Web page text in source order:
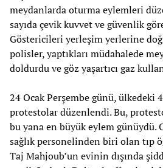
meydanlarda oturma eylemleri
sayıda çevik kuvvet ve güvenlik
Göstericileri yerleşim yerlerine
polisler, yaptıkları müdahalede
doldurdu ve göz yaşartıcı gaz
24 Ocak Perşembe günü, ülkedeki
protestolar düzenlendi. Bu,
bu yana en büyük eylem günüydü.
sağlık personelinden biri olan tıp
Taj Mahjoub’un evinin dışında